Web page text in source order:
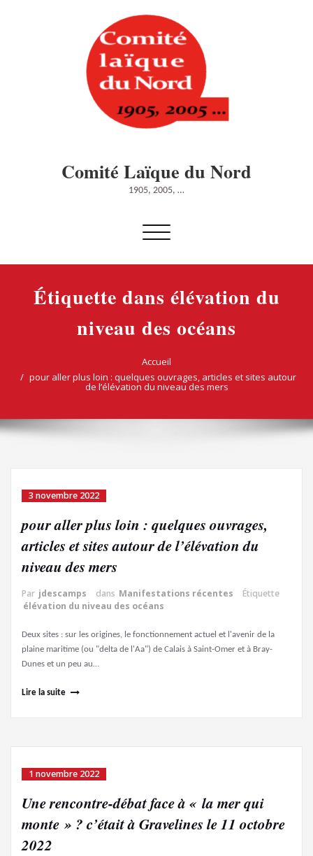
Comité Laïque du Nord
1905, 2005, …
Afficher/masquer
navigation
Étiquette dans élévation du
niveau des océans
Accueil
pour aller plus loin : quelques ouvrages, articles et sites autour
de l’élévation du niveau des mers
3 novembre 2022
pour aller plus loin : quelques ouvrages,
articles et sites autour de l’élévation du
niveau des mers
Par jdescamps dans Manifestations récentes
Étiquette
élévation du niveau des océans
Deux sites : sur les origines, le fonctionnement actuel et l'avenir de la
plaine maritime (ou "delta de l'Aa") de Calais à Saint-Omer et à Bray-
Dunes et un peu au…
Lire la suite
1 novembre 2022
Une rencontre-débat face à « la mer qui
monte » ? c’était à Gravelines le 11 octobre
2022